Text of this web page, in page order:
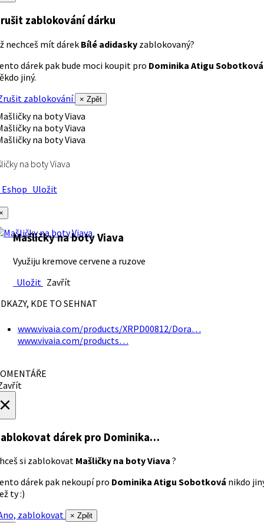
zablokování dárku
nechceš mít dárek Bílé adidasky zablokovaný?
dárek pak bude moci koupit pro Dominika Atigu Sobotková
jiný.
zablokování
× Zpět
na boty Viava
Uložit
Mašličky na boty Viava
Využiju kremove cervene a ruzove
Uložit Zavřít
KDE TO SEHNAT
www.vivaia.com/products/XRPD00812/Dora…
www.vivaia.com/products…
dárek pro Dominika…
si zablokovat Mašličky na boty Viava ?
dárek pak nekoupí pro Dominika Atigu Sobotková nikdo
ty :)
zablokovat
× Zpět